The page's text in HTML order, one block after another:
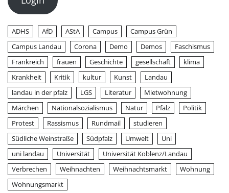
ADHS AfD AStA Campus
Campus Grün
Campus Landau
Corona Demo Demos
Faschismus
Frankreich
frauen Geschichte gesellschaft
klima
Krankheit
Kritik kultur Kunst
Landau
landau in der pfalz
LGS Literatur
Mietwohnung
Märchen
Nationalsozialismus Natur Pfalz
Politik
Protest
Rassismus Rundmail
studieren
Südliche Weinstraße
Südpfalz Umwelt
Uni
uni landau
Universität
Universität Koblenz/Landau
Verbrechen
Weihnachten Weihnachtsmarkt
Wohnung
Wohnungsmarkt